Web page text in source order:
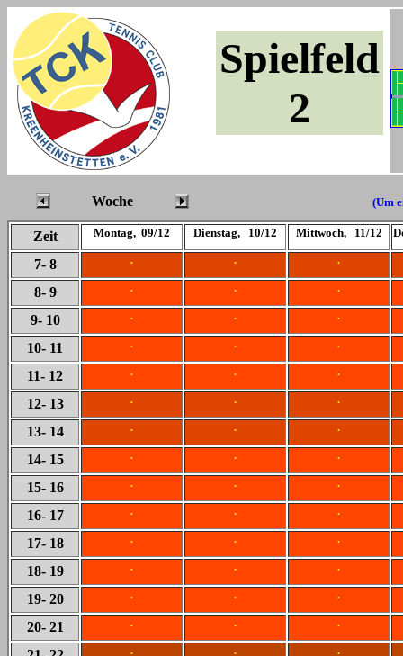
Spielfeld
2
Woche (Um
Zeit Montag, 09/12 Dienstag, 10/12 Mittwoch, 11/12
7- 8 . . .
8- 9 . . .
9- 10 . . .
10- 11 . . .
11- 12 . . .
12- 13 . . .
13- 14 . . .
14- 15 . . .
15- 16 . . .
16- 17 . . .
17- 18 . . .
18- 19 . . .
19- 20 . . .
20- 21 . . .
. . .